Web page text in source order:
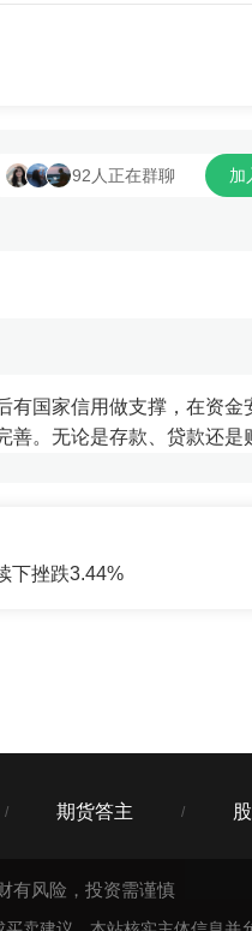
有国家信用做支撑，在资金
善。无论是存款、贷款还是
92人正在群聊 加
下挫跌3.44%
/ 期货答主 /
有风险，投资需谨慎